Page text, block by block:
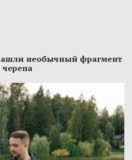
необычный фрагмент
черепа